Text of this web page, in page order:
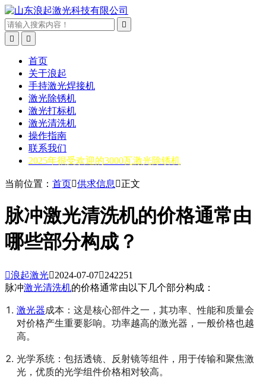



首页
关于浪起
手持激光焊接机
激光除锈机
激光打标机
激光清洗机
操作指南
联系我们
2025年很受欢迎的3000瓦激光除锈机
当前位置： 首页供求信息 正文
脉冲激光清洗机的价格通常由
哪些部分构成？
浪起激光2024-07-07242251
脉冲激光清洗机的价格通常由以下几个部分构成：
激光器成本：这是核心部件之一，其功率、性能和质量会
对价格产生重要影响。功率越高的激光器，一般价格也越
高。
光学系统：包括透镜、反射镜等组件，用于传输和聚焦激
光，优质的光学组件价格相对较高。